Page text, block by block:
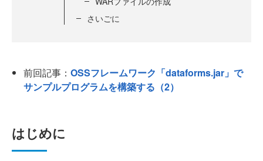
さいごに
前回記事： OSSフレームワーク「dataforms.jar」で
サンプルプログラムを構築する（2）
はじめに